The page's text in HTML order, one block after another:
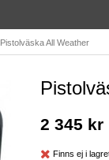
Pistolväska All Weather
2 345 kr
Finns ej i